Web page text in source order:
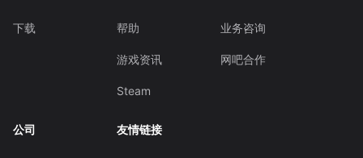
下载 帮助
游戏资讯
Steam
业务咨询
网吧合作
公司 友情链接